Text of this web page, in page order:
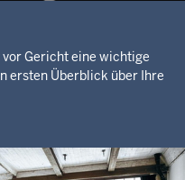
Gericht eine wichtige
ersten Überblick über Ihre